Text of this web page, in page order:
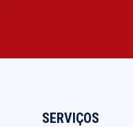
SERVIÇOS